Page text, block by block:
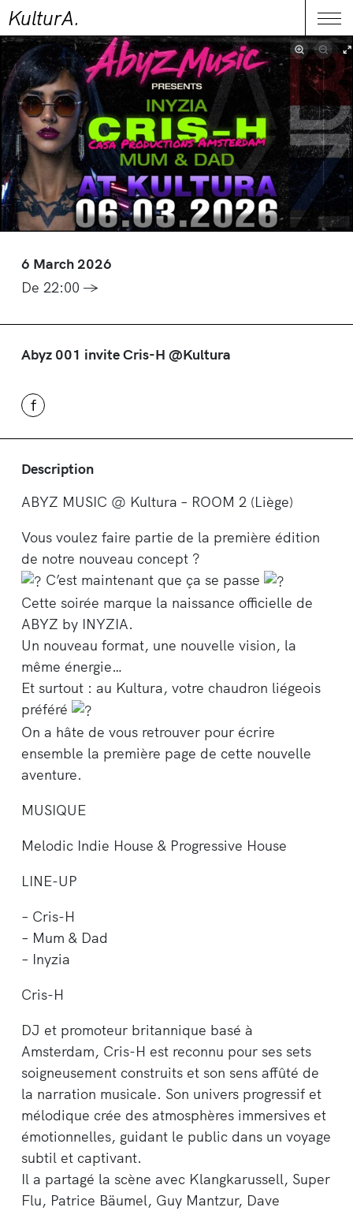
KulturA.
Abyz 001 invite Cris-H @Kultura
f
6 March 2026
De 22:00 →
Description
ABYZ MUSIC @ Kultura – ROOM 2 (Liège)
Vous voulez faire partie de la première édition
de notre nouveau concept ?
C’est maintenant que ça se passe
Cette soirée marque la naissance officielle de
ABYZ by INYZIA.
Un nouveau format, une nouvelle vision, la
même énergie…
Et surtout : au Kultura, votre chaudron liégeois
préféré
On a hâte de vous retrouver pour écrire
ensemble la première page de cette nouvelle
aventure.
MUSIQUE
Melodic Indie House & Progressive House
LINE-UP
– Cris-H
– Mum & Dad
– Inyzia
Cris-H
DJ et promoteur britannique basé à
Amsterdam, Cris-H est reconnu pour ses sets
soigneusement construits et son sens affûté de
la narration musicale. Son univers progressif et
mélodique crée des atmosphères immersives et
émotionnelles, guidant le public dans un voyage
subtil et captivant.
Il a partagé la scène avec Klangkarussell, Super
Flu, Patrice Bäumel, Guy Mantzur, Dave